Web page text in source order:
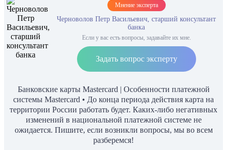
Мнение эксперта
Черноволов Петр Васильевич, старший консультант
банка
Если у вас есть вопросы, задавайте их мне.
Задать вопрос эксперту
Банковские карты Mastercard | Особенности платежной
системы Mastercard • До конца периода действия карта на
территории России работать будет. Каких-либо негативных
изменений в национальной платежной системе не
ожидается. Пишите, если возникли вопросы, мы во всем
разберемся!